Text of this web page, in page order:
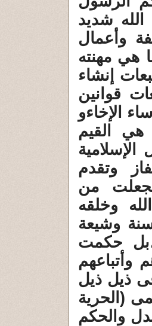
الله شديد
وأعمال
هي مهنته
إنشاء
قوانين
الإخاءو
هي القيم
وتقدم
من
وخلقه
وشيعة
،بل حكمت
وأتباعهم
ذيل ذيل
(الحرية
والحكم